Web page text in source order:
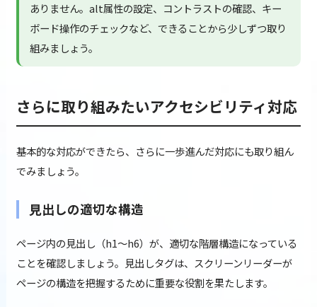
ありません。alt属性の設定、コントラストの確認、キー
ボード操作のチェックなど、できることから少しずつ取り
組みましょう。
さらに取り組みたいアクセシビリティ対応
基本的な対応ができたら、さらに一歩進んだ対応にも取り組ん
でみましょう。
見出しの適切な構造
ページ内の見出し（h1〜h6）が、適切な階層構造になっている
ことを確認しましょう。見出しタグは、スクリーンリーダーが
ページの構造を把握するために重要な役割を果たします。